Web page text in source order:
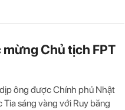
Chủ tịch FPT
ông được Chính phủ Nhật
sáng vàng với Ruy băng